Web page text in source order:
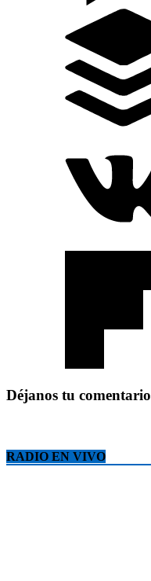
Déjanos tu comentario
RADIO EN VIVO